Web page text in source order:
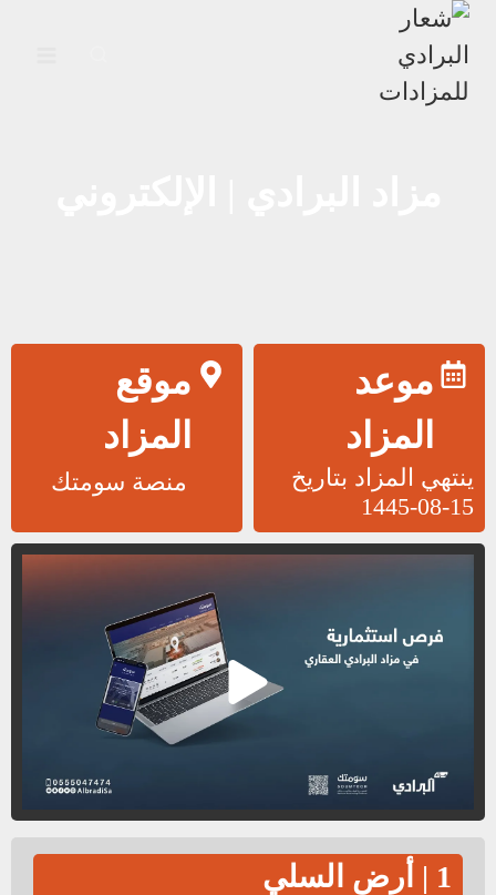
موعد
المزاد
ينتهي المزاد بتاريخ
15-08-1445
موقع
المزاد
منصة سومتك
1 | أرض السلي